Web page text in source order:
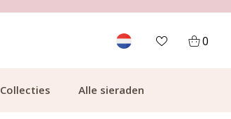
0
Collecties Alle sieraden